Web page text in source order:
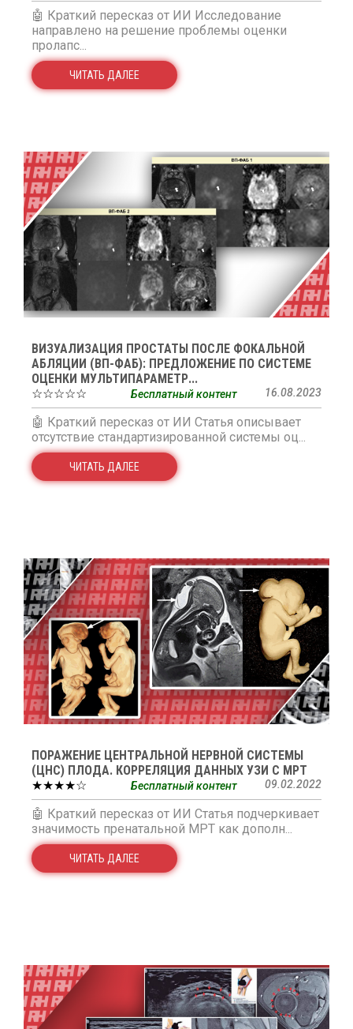
🤖 Краткий пересказ от ИИ Исследование
направлено на решение проблемы оценки
пролапс...
ЧИТАТЬ ДАЛЕЕ
ВИЗУАЛИЗАЦИЯ ПРОСТАТЫ ПОСЛЕ ФОКАЛЬНОЙ
АБЛЯЦИИ (ВП-ФАБ): ПРЕДЛОЖЕНИЕ ПО СИСТЕМЕ
ОЦЕНКИ МУЛЬТИПАРАМЕТР...
☆☆☆☆☆
16.08.2023
Бесплатный контент
🤖 Краткий пересказ от ИИ Статья описывает
отсутствие стандартизированной системы оц...
ЧИТАТЬ ДАЛЕЕ
ПОРАЖЕНИЕ ЦЕНТРАЛЬНОЙ НЕРВНОЙ СИСТЕМЫ
(ЦНС) ПЛОДА. КОРРЕЛЯЦИЯ ДАННЫХ УЗИ С МРТ
★★★★☆
09.02.2022
Бесплатный контент
🤖 Краткий пересказ от ИИ Статья подчеркивает
значимость пренатальной МРТ как дополн...
ЧИТАТЬ ДАЛЕЕ